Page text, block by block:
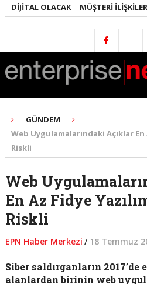
OLACAK MÜŞTERI
GÜNDEM
Web Uygulamalarındaki Açıklar En
Riskli
Web
En Az Fidye
Riskli
EPN Haber Merkezi / 18 Temmuz
Siber saldırganların 2017’de
alanlardan birinin web